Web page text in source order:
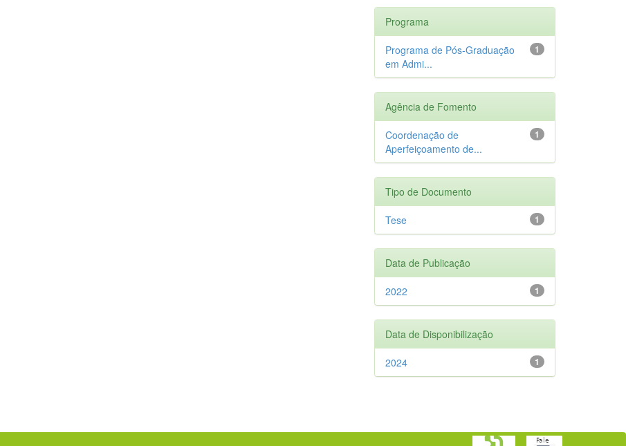
Programa
1
Programa de Pós-Graduação
em Admi...
Agência de Fomento
1
Coordenação de
Aperfeiçoamento de...
Tipo de Documento
1
Tese
Data de Publicação
1
2022
Data de Disponibilização
1
2024